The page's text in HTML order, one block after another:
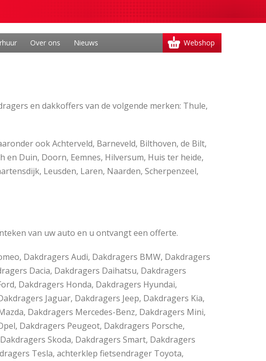
Over ons Nieuws Webshop
en dakkoffers van de volgende merken: Thule,
ook Achterveld, Barneveld, Bilthoven, de Bilt,
Duin, Doorn, Eemnes, Hilversum, Huis ter heide,
Leusden, Laren, Naarden, Scherpenzeel,
van uw auto en u ontvangt een offerte.
Dakdragers Audi, Dakdragers BMW, Dakdragers
Dacia, Dakdragers Daihatsu, Dakdragers
Dakdragers Honda, Dakdragers Hyundai,
Jaguar, Dakdragers Jeep, Dakdragers Kia,
Dakdragers Mercedes-Benz, Dakdragers Mini,
Dakdragers Peugeot, Dakdragers Porsche,
Skoda, Dakdragers Smart, Dakdragers
Tesla, achterklep fietsendrager Toyota,